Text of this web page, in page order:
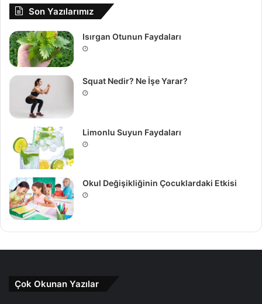
Son Yazılarımız
Isırgan Otunun Faydaları
Squat Nedir? Ne İşe Yarar?
Limonlu Suyun Faydaları
Okul Değişikliğinin Çocuklardaki Etkisi
Çok Okunan Yazılar